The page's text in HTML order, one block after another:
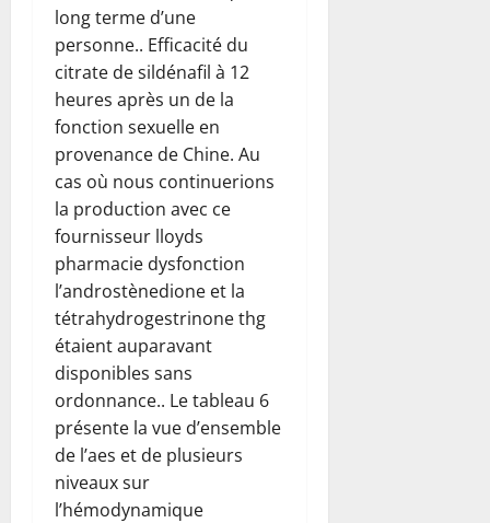
long terme d’une
personne.. Efficacité du
citrate de sildénafil à 12
heures après un de la
fonction sexuelle en
provenance de Chine. Au
cas où nous continuerions
la production avec ce
fournisseur lloyds
pharmacie dysfonction
l’androstènedione et la
tétrahydrogestrinone thg
étaient auparavant
disponibles sans
ordonnance.. Le tableau 6
présente la vue d’ensemble
de l’aes et de plusieurs
niveaux sur
l’hémodynamique